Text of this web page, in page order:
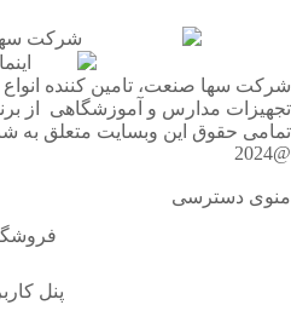
شرکت سها صنعت، تامین کننده انواع
تجهیزات مدارس و آموزشگاهی از
تمامی حقوق این وبسایت متعلق
@2024
منوی دسترسی
پنل